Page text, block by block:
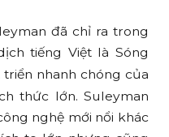
đã chỉ ra trong
tiếng Việt là Sóng
nhanh chóng của
thức lớn. Suleyman
nghệ mới nổi khác